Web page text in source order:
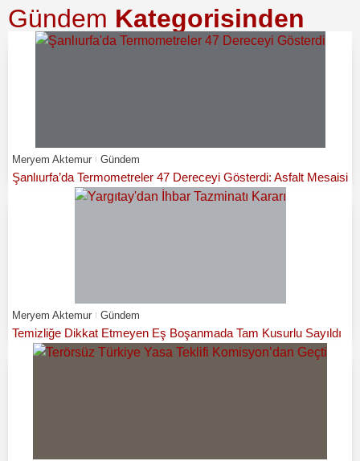
Gündem Kategorisinden
Meryem Aktemur Gündem
Şanlıurfa’da Termometreler 47 Dereceyi Gösterdi: Asfalt Mesaisi
Meryem Aktemur Gündem
Temizliğe Dikkat Etmeyen Eş Boşanmada Tam Kusurlu Sayıldı